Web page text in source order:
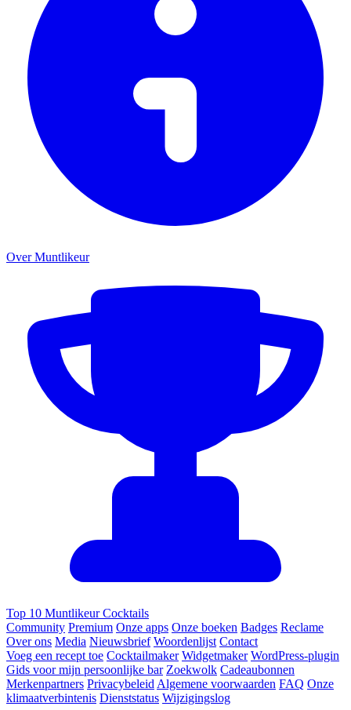
Over Muntlikeur
Top 10 Muntlikeur Cocktails
Community Premium Onze apps Onze boeken Badges Reclame
Over ons Media Nieuwsbrief Woordenlijst Contact
Voeg een recept toe Cocktailmaker Widgetmaker WordPress-plugin
Gids voor mijn persoonlijke bar Zoekwolk Cadeaubonnen
Merkenpartners Privacybeleid Algemene voorwaarden FAQ Onze
klimaatverbintenis Dienststatus Wijzigingslog